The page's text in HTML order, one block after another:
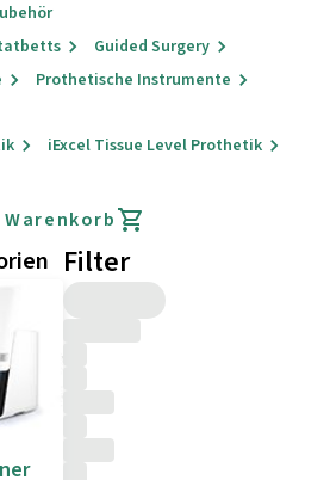
Guided Surgery
Prothetische Instrumente
iExcel Tissue Level Prothetik
Warenkorb
Filter